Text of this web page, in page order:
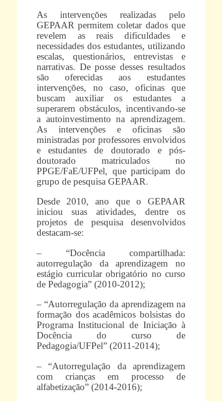
As intervenções realizadas pelo
GEPAAR permitem coletar dados que
revelem as reais dificuldades e
necessidades dos estudantes, utilizando
escalas, questionários, entrevistas e
narrativas. De posse desses resultados
são oferecidas aos estudantes
intervenções, no caso, oficinas que
buscam auxiliar os estudantes a
superarem obstáculos, incentivando-se
a autoinvestimento na aprendizagem.
As intervenções e oficinas são
ministradas por professores envolvidos
e estudantes de doutorado e pós-
doutorado matriculados no
PPGE/FaE/UFPel, que participam do
grupo de pesquisa GEPAAR.
Desde 2010, ano que o GEPAAR
iniciou suas atividades, dentre os
projetos de pesquisa desenvolvidos
destacam-se:
– “Docência compartilhada:
autorregulação da aprendizagem no
estágio curricular obrigatório no curso
de Pedagogia” (2010-2012);
– “Autorregulação da aprendizagem na
formação dos acadêmicos bolsistas do
Programa Institucional de Iniciação à
Docência do curso de
Pedagogia/UFPel” (2011-2014);
– “Autorregulação da aprendizagem
com crianças em processo de
alfabetização” (2014-2016);